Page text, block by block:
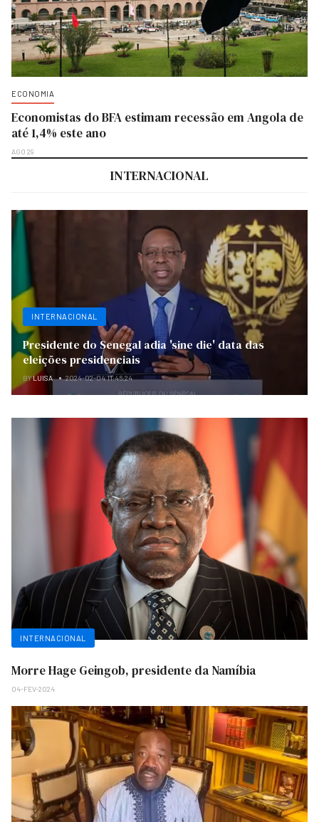
ECONOMIA
Economistas do BFA estimam recessão em Angola de
até 1,4% este ano
AGO 29
INTERNACIONAL
INTERNACIONAL
Presidente do Senegal adia 'sine die' data das
eleições presidenciais
BYLUISA 2024-02-04 11:46:24
INTERNACIONAL
Morre Hage Geingob, presidente da Namíbia
04-FEV-2024